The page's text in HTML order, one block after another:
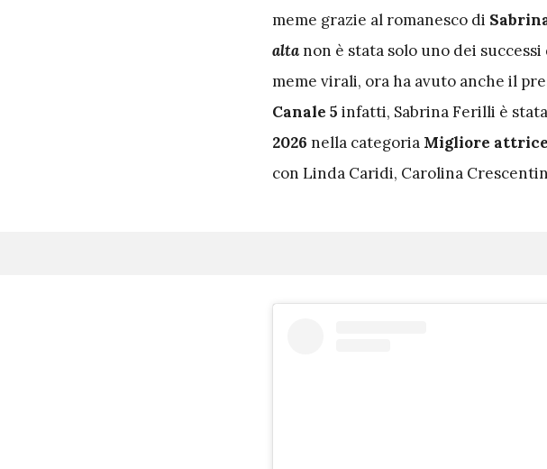
meme grazie al romanesco di
altanon è stata solo uno dei
meme virali, ora ha avuto anche il
Canale 5 infatti, Sabrina Ferilli è
2026 nella categoria Migliore
con Linda Caridi, Carolina